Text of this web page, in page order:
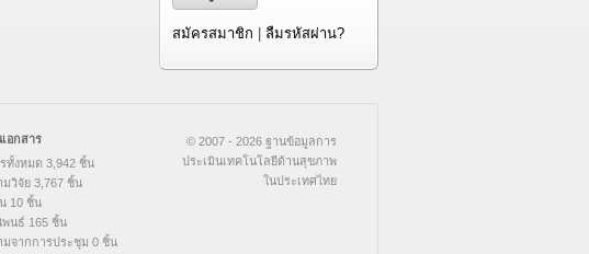
สมัครสมาชิก ลืมรหัสผ่าน?
อกสาร
ทั้งหมด 3,942 ชิ้น
วิจัย 3,767 ชิ้น
10 ชิ้น
พนธ์ 165 ชิ้น
มจากการประชุม 0 ชิ้น
© 2007 - 2026 ฐานข้อมูลการ
ประเมินเทคโนโลยีด้านสุขภาพ
ในประเทศไทย